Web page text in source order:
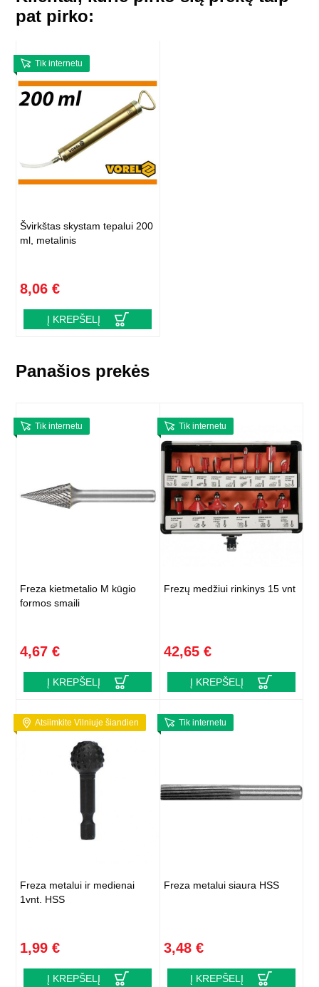
pat pirko:
Tik internetu
Švirkštas skystam tepalui 200
ml, metalinis
8,06 €
Į KREPŠELĮ
Panašios prekės
Tik internetu
Freza kietmetalio M kūgio
formos smaili
4,67 €
Į KREPŠELĮ
Tik internetu
Frezų medžiui rinkinys 15 vnt
42,65 €
Į KREPŠELĮ
Atsiimkite Vilniuje šiandien
Freza metalui ir medienai
1vnt. HSS
1,99 €
Į KREPŠELĮ
Tik internetu
Freza metalui siaura HSS
3,48 €
Į KREPŠELĮ